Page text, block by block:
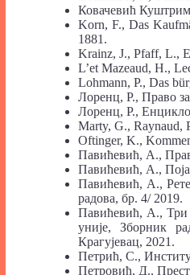
Ковачевић
Korn, F., Das
1881.
Krainz, J., Pfaff, L.,
L’et Mazeaud, H.,
Lohmann, P., Das
Лоренц, Р., Право
Лоренц, Р.,
Marty, G., Raynaud,
Oftinger, K.,
Павићевић, А.,
Павићевић, А.,
Павићевић, А.,
радова, бр. 4/ 2019.
Павићевић, A., Три
уније, Зборник
Крагујевац, 2021.
Петрић, С.,
Петровић, Д.,